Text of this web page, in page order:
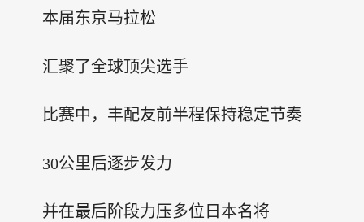
本届东京马拉松
汇聚了全球顶尖选手
比赛中，丰配友前半程保持稳定节奏
30公里后逐步发力
并在最后阶段力压多位日本名将